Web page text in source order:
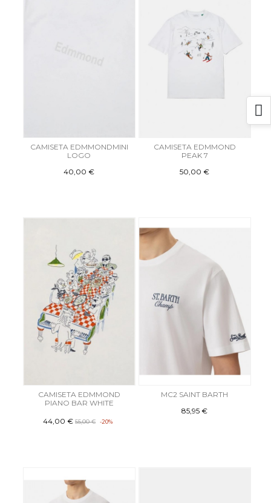
CAMISETA EDMMONDMINI
LOGO
40,00 €
CAMISETA EDMMOND
PEAK 7
50,00 €
CAMISETA EDMMOND
PIANO BAR WHITE
44,00 € 55,00 € -20%
MC2 SAINT BARTH
85,95 €